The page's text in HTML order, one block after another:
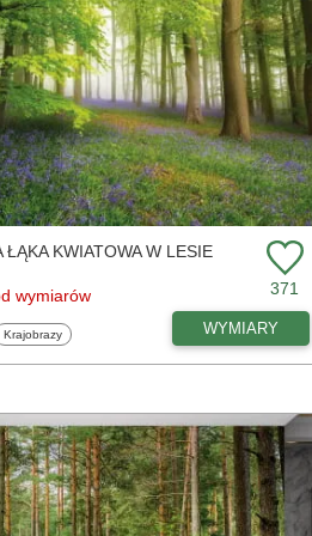
ŁĄKA KWIATOWA W LESIE
wymiarów
371
Fototapety
Krajobrazy WYMIARY